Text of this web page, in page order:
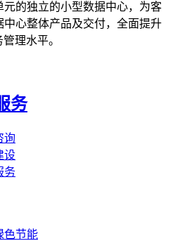
元的独立的小型数据中心，为客
中心整体产品及交付，全面提升
理水平。
务
询
设
务
色节能